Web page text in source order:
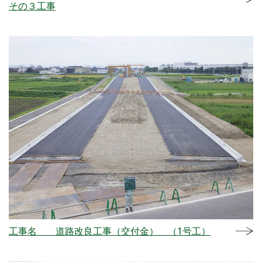
その３工事
工事名 道路改良工事（交付金） （1号工）